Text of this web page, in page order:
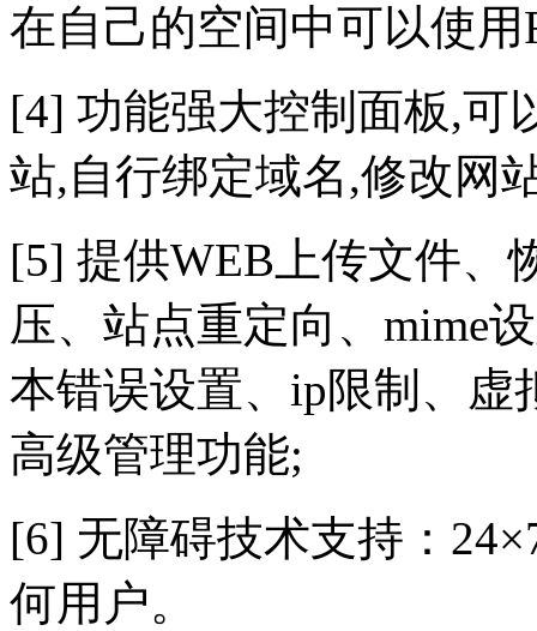
在自己的空间中可以使
[4] 功能强大控制面板,可
站,自行绑定域名,修改网
[5] 提供WEB上传文件、
压、站点重定向、mime
本错误设置、ip限制、虚
高级管理功能;
[6] 无障碍技术支持：
何用户。